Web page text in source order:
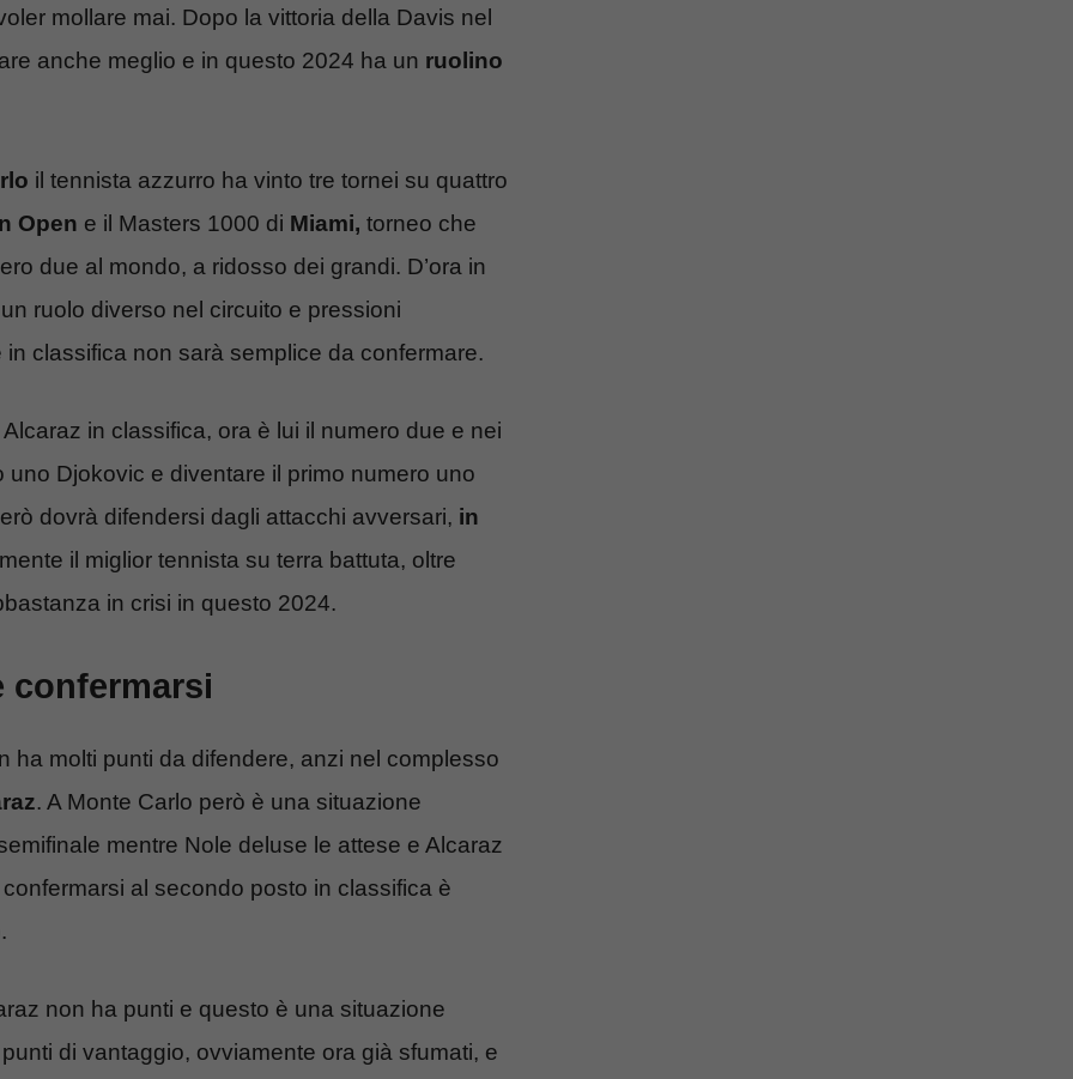
mollare mai. Dopo la vittoria della Davis nel
anche meglio e in questo 2024 ha un ruolino
il tennista azzurro ha vinto tre tornei su quattro
Open e il Masters 1000 di Miami, torneo che
due al mondo, a ridosso dei grandi. D’ora in
ruolo diverso nel circuito e pressioni
classifica non sarà semplice da confermare.
in classifica, ora è lui il numero due e nei
Djokovic e diventare il primo numero uno
dovrà difendersi dagli attacchi avversari, in
il miglior tennista su terra battuta, oltre
in crisi in questo 2024.
confermarsi
ha molti punti da difendere, anzi nel complesso
. A Monte Carlo però è una situazione
mentre Nole deluse le attese e Alcaraz
al secondo posto in classifica è
non ha punti e questo è una situazione
di vantaggio, ovviamente ora già sfumati, e